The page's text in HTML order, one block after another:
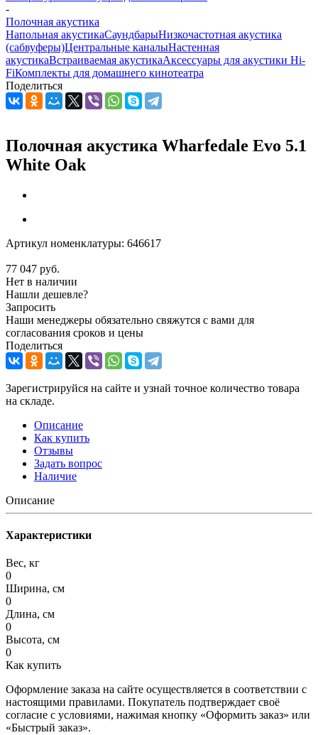
-
Полочная акустика
Напольная акустикаСаундбарыНизкочастотная акустика
(сабвуферы)Центральные каналыНастенная
акустикаВстраиваемая акустикаАксессуары для акустики Hi-
FiКомплекты для домашнего кинотеатра
Поделиться
Полочная акустика Wharfedale Evo 5.1
White Oak
Артикул номенклатуры: 646617
77 047 руб.
Нет в наличии
Нашли дешевле?
Запросить
Наши менеджеры обязательно свяжутся с вами для
согласования сроков и цены
Поделиться
Зарегистрируйся на сайте и узнай точное количество товара
на складе.
Описание
Как купить
Отзывы
Задать вопрос
Наличие
Описание
Характеристики
Вес, кг
0
Ширина, см
0
Длина, см
0
Высота, см
0
Как купить
Оформление заказа на сайте осуществляется в соответствии с
настоящими правилами. Покупатель подтверждает своё
согласие с условиями, нажимая кнопку «Оформить заказ» или
«Быстрый заказ».